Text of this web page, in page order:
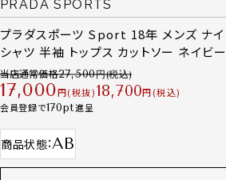
PRADA SPORTS
プラダスポーツ Sport 18年 メンズ ナ
シャツ 半袖 トップス カットソー ネイビ
当店通常価格27,500
17,000 税抜 18,700
税込
会員登録で170 進呈
商品状態 AB